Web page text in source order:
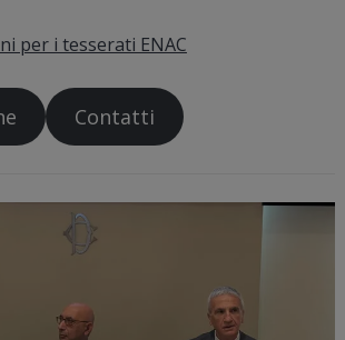
per i tesserati ENAC
Contatti